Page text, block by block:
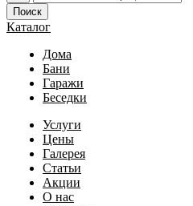
Поиск
Каталог
Дома
Бани
Гаражи
Беседки
Услуги
Цены
Галерея
Статьи
Акции
О нас